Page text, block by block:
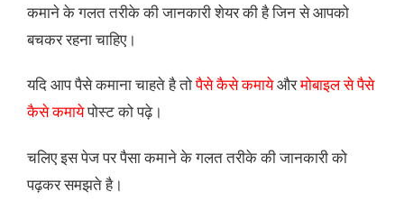
कमाने के गलत तरीके की जानकारी शेयर की है जिन से आपको
बचकर रहना चाहिए।
यदि आप पैसे कमाना चाहते है तोपैसे कैसे कमायेऔरमोबाइल से पैसे
कैसे कमायेपोस्ट को पढ़े।
चलिए इस पेज पर पैसा कमाने के गलत तरीके की जानकारी को
पढ़कर समझते है।